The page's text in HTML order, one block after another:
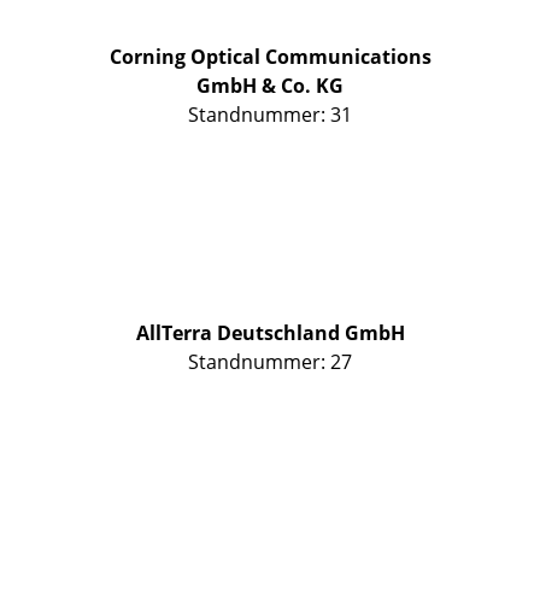
Corning Optical Communications
GmbH & Co. KG
Standnummer: 31
AllTerra Deutschland GmbH
Standnummer: 27